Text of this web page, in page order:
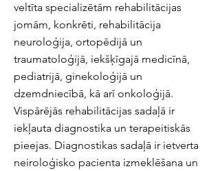
veltīta specializētām rehabilitācijas
jomām, konkrēti, rehabilitācija
neuroloģija, ortopēdijā un
traumatoloģijā, iekšķīgajā medicīnā,
pediatrijā, ginekoloģijā un
dzemdniecībā, kā arī onkoloģijā.
Vispārējās rehabilitācijas sadaļā ir
iekļauta diagnostika un terapeitiskās
pieejas. Diagnostikas sadaļā ir ietverta
neiroloģisko pacienta izmeklēšana un